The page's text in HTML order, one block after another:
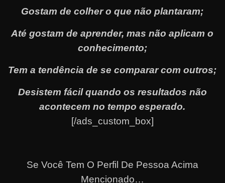
Gostam de colher o que não plantaram;
Até gostam de aprender, mas não aplicam o
conhecimento;
Tem a tendência de se comparar com outros;
Desistem fácil quando os resultados não
acontecem no tempo esperado.
[/ads_custom_box]
Se Você Tem O Perfil De Pessoa Acima
Mencionado…